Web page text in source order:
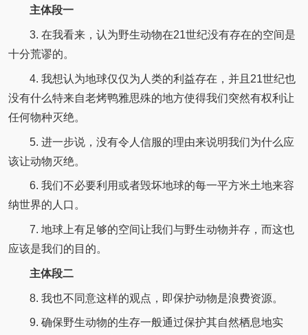
主体段一
3. 在我看来，认为野生动物在21世纪没有存在的空间是
十分荒谬的。
4. 我想认为地球仅仅为人类的利益存在，并且21世纪也
没有什么特来自老烤鸭雅思殊的地方使得我们突然有权利让
任何物种灭绝。
5. 进一步说，没有令人信服的理由来说明我们为什么应
该让动物灭绝。
6. 我们不必要利用或者毁坏地球的每一平方米土地来容
纳世界的人口。
7. 地球上有足够的空间让我们与野生动物并存，而这也
应该是我们的目的。
主体段二
8. 我也不同意这样的观点，即保护动物是浪费资源。
9. 确保野生动物的生存一般通过保护其自然栖息地实